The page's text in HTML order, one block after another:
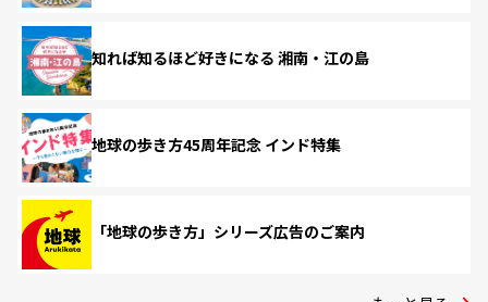
知れば知るほど好きになる 湘南・江の島
地球の歩き方45周年記念 インド特集
「地球の歩き方」シリーズ広告のご案内